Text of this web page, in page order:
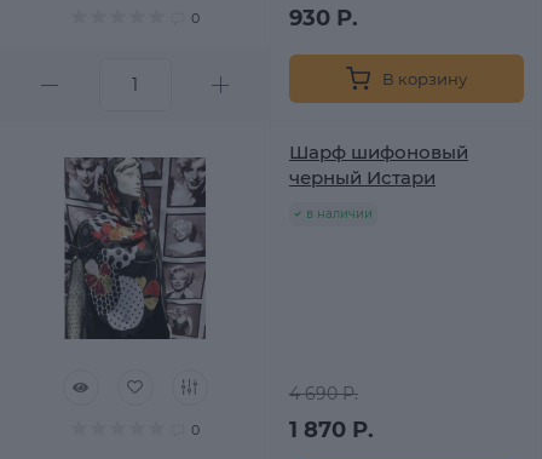
0 930 Р.
В корзину
0
Шарф шифоновый
черный Истари
в наличии
4 690 Р.
1 870 Р.